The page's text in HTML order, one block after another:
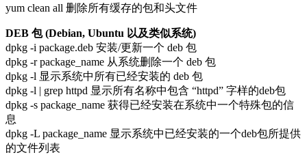
yum clean all 删除所有缓存的包和头文件
DEB 包 (Debian, Ubuntu 以及类似系统)
dpkg -i package.deb 安装/更新一个 deb 包
dpkg -r package_name 从系统删除一个 deb 包
dpkg -l 显示系统中所有已经安装的 deb 包
dpkg -l | grep httpd 显示所有名称中包含 “httpd” 字样的deb包
dpkg -s package_name 获得已经安装在系统中一个特殊包的信
息
dpkg -L package_name 显示系统中已经安装的一个deb包所提供
的文件列表